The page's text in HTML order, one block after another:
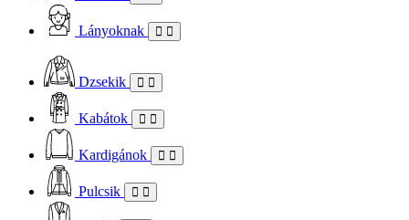
Lányoknak
Dzsekik
Kabátok
Kardigánok
Pulcsik